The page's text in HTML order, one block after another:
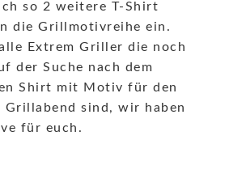
so 2 weitere T-Shirt
die Grillmotivreihe ein.
Extrem Griller die noch
der Suche nach dem
Shirt mit Motiv für den
Grillabend sind, wir haben
für euch.